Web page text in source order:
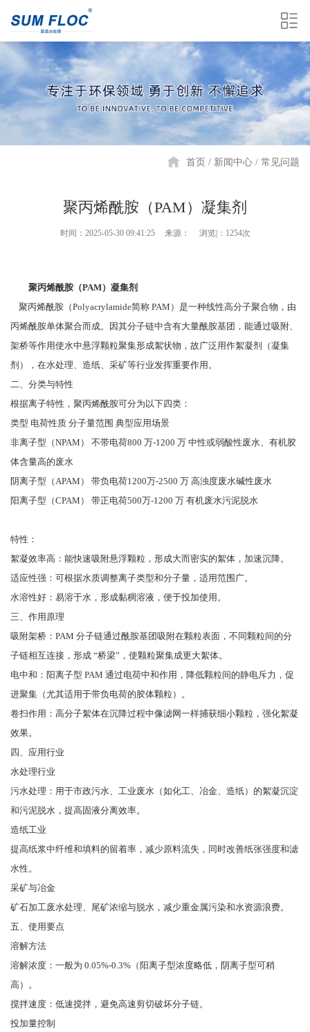
首页 新闻中心 常见问题
聚丙烯酰胺（PAM）凝集剂
时间：2025-05-30 09:41:25 来源： 浏览|：1254次
聚丙烯酰胺（PAM）凝集剂
聚丙烯酰胺（Polyacrylamide简称 PAM）是一种线性高分子聚合物，由
丙烯酰胺单体聚合而成。因其分子链中含有大量酰胺基团，能通过吸附、
架桥等作用使水中悬浮颗粒聚集形成絮状物，故广泛用作絮凝剂（凝集
剂），在水处理、造纸、采矿等行业发挥重要作用。
二、分类与特性
根据离子特性，聚丙烯酰胺可分为以下四类：
类型 电荷性质 分子量范围 典型应用场景
非离子型（NPAM） 不带电荷800 万-1200 万 中性或弱酸性废水、有机胶
体含量高的废水
阴离子型（APAM） 带负电荷1200万-2500 万 高浊度废水碱性废水
阳离子型（CPAM） 带正电荷500万-1200 万 有机废水污泥脱水
特性：
絮凝效率高：能快速吸附悬浮颗粒，形成大而密实的絮体，加速沉降。
适应性强：可根据水质调整离子类型和分子量，适用范围广。
水溶性好：易溶于水，形成黏稠溶液，便于投加使用。
三、作用原理
吸附架桥：PAM 分子链通过酰胺基团吸附在颗粒表面，不同颗粒间的分
子链相互连接，形成 “桥梁”，使颗粒聚集成更大絮体。
电中和：阳离子型 PAM 通过电荷中和作用，降低颗粒间的静电斥力，促
进聚集（尤其适用于带负电荷的胶体颗粒）。
卷扫作用：高分子絮体在沉降过程中像滤网一样捕获细小颗粒，强化絮凝
效果。
四、应用行业
水处理行业
污水处理：用于市政污水、工业废水（如化工、冶金、造纸）的絮凝沉淀
和污泥脱水，提高固液分离效率。
造纸工业
提高纸浆中纤维和填料的留着率，减少原料流失，同时改善纸张强度和滤
水性。
采矿与冶金
矿石加工废水处理、尾矿浓缩与脱水，减少重金属污染和水资源浪费。
五、使用要点
溶解方法
溶解浓度：一般为 0.05%-0.3%（阳离子型浓度略低，阴离子型可稍
高）。
搅拌速度：低速搅拌，避免高速剪切破坏分子链。
投加量控制